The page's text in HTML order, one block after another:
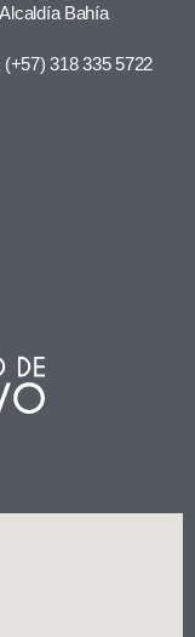
Bahía
318 335 5722